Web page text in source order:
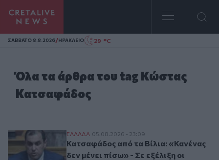
Homepage
ΣAΒΒΑΤΟ 8.8.2026/ΗΡΑΚΛΕΙΟ 29 °C
Όλα τα άρθρα του tag Κώστας
Κατσαφάδος
Κατσαφάδος από τα Βίλια: «Κανένας δεν
ΕΛΛAΔΑ 05.08.2026 - 23:09
Κατσαφάδος από τα Βίλια: «Κανένας
δεν μένει πίσω» - Σε εξέλιξη οι